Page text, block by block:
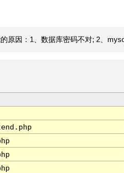
原因：1、数据库密码不对; 2、